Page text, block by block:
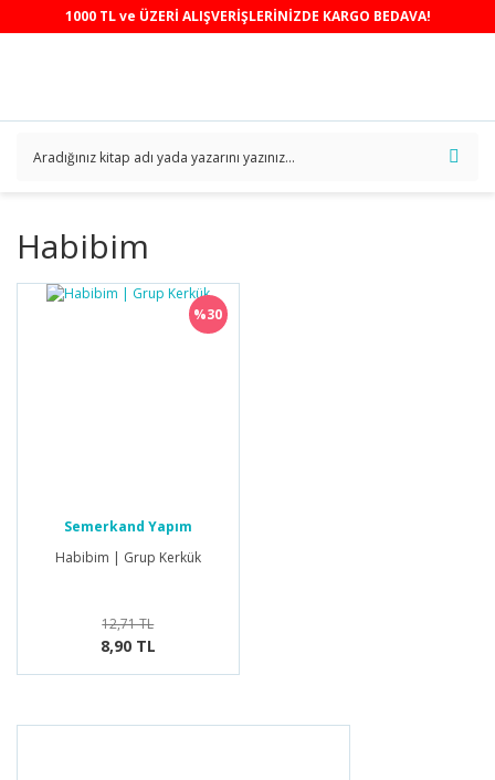
1000 TL ve ÜZERİ ALIŞVERİŞLERİNİZDE KARGO BEDAVA!
Habibim
%30
Semerkand Yapım
Habibim | Grup Kerkük
12,71 TL
8,90 TL